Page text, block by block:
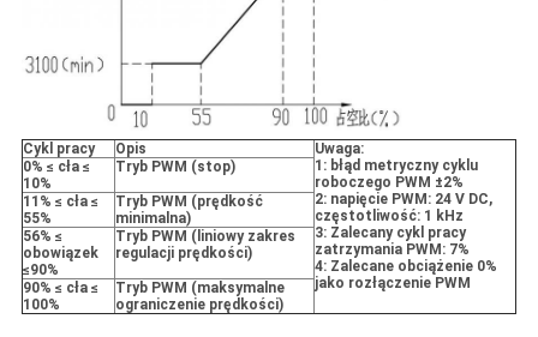
Cykl pracy Opis
Uwaga:
1: błąd metryczny cyklu
roboczego PWM ±2%
2: napięcie PWM: 24 V DC,
częstotliwość: 1 kHz
3: Zalecany cykl pracy
zatrzymania PWM: 7%
4: Zalecane obciążenie 0%
jako rozłączenie PWM
0% ≤ cła ≤
10%
Tryb PWM (stop)
11% ≤ cła ≤
55%
Tryb PWM (prędkość
minimalna)
56% ≤
obowiązek
≤90%
Tryb PWM (liniowy zakres
regulacji prędkości)
90% ≤ cła ≤
100%
Tryb PWM (maksymalne
ograniczenie prędkości)